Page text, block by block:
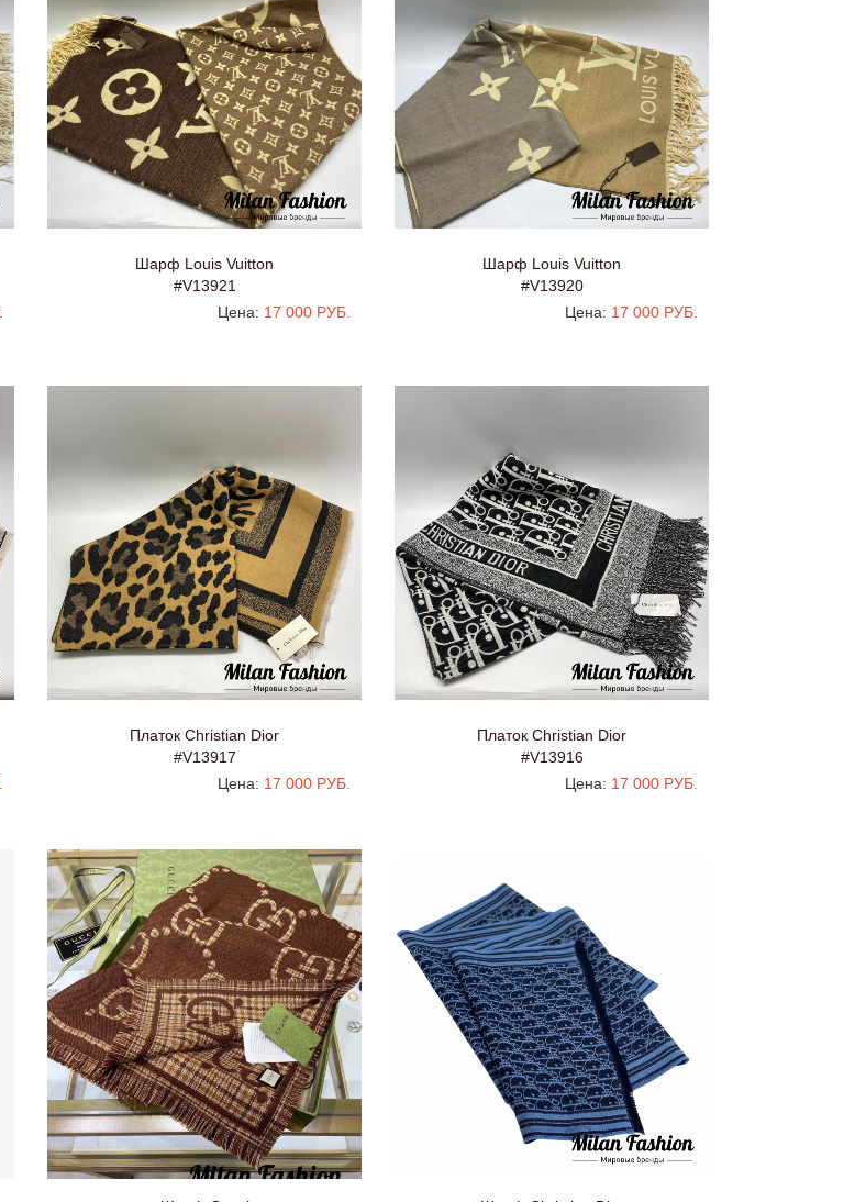
Шарф Louis Vuitton
#V13921
Цена: 17 000 РУБ.
Шарф Louis Vuitton
#V13920
Цена: 17 000 РУБ.
Платок Christian Dior
#V13917
Цена: 17 000 РУБ.
Платок Christian Dior
#V13916
Цена: 17 000 РУБ.